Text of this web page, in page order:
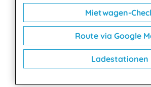
Mietwagen-
Route via Google
Ladestationen